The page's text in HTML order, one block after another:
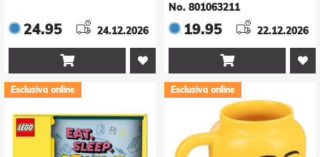
24.95 24.12.2026

No. 801063211
19.95 22.12.2026

Esclusiva online Esclusiva online